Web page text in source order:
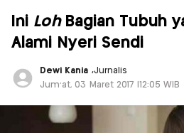
Ini LohBagian Tubuh
Alami Nyeri Sendi
Dewi Kania ,Jurnalis
Jum'at, 03 Maret 2017 |12:05 WIB